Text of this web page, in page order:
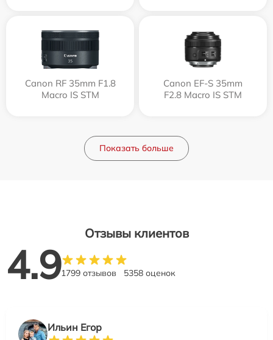
Canon RF 35mm F1.8
Macro IS STM
Canon EF-S 35mm
F2.8 Macro IS STM
Показать больше
Отзывы клиентов
4.91799 отзывов 5358 оценок
Ильин Егор